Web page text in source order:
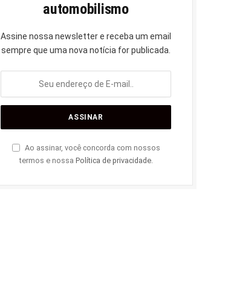
automobilismo
Assine nossa newsletter e receba um email
sempre que uma nova notícia for publicada.
Ao assinar, você concorda com nossos
termos e nossa Política de privacidade.